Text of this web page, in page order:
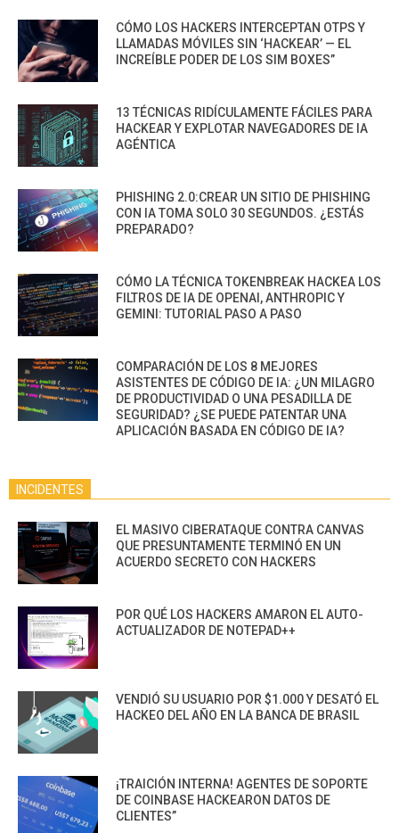
CÓMO LOS HACKERS INTERCEPTAN OTPS Y
LLAMADAS MÓVILES SIN ‘HACKEAR’ — EL
INCREÍBLE PODER DE LOS SIM BOXES”
13 TÉCNICAS RIDÍCULAMENTE FÁCILES PARA
HACKEAR Y EXPLOTAR NAVEGADORES DE IA
AGÉNTICA
PHISHING 2.0:CREAR UN SITIO DE PHISHING
CON IA TOMA SOLO 30 SEGUNDOS. ¿ESTÁS
PREPARADO?
CÓMO LA TÉCNICA TOKENBREAK HACKEA LOS
FILTROS DE IA DE OPENAI, ANTHROPIC Y
GEMINI: TUTORIAL PASO A PASO
COMPARACIÓN DE LOS 8 MEJORES
ASISTENTES DE CÓDIGO DE IA: ¿UN MILAGRO
DE PRODUCTIVIDAD O UNA PESADILLA DE
SEGURIDAD? ¿SE PUEDE PATENTAR UNA
APLICACIÓN BASADA EN CÓDIGO DE IA?
INCIDENTES
EL MASIVO CIBERATAQUE CONTRA CANVAS
QUE PRESUNTAMENTE TERMINÓ EN UN
ACUERDO SECRETO CON HACKERS
POR QUÉ LOS HACKERS AMARON EL AUTO-
ACTUALIZADOR DE NOTEPAD++
VENDIÓ SU USUARIO POR $1.000 Y DESATÓ EL
HACKEO DEL AÑO EN LA BANCA DE BRASIL
¡TRAICIÓN INTERNA! AGENTES DE SOPORTE
DE COINBASE HACKEARON DATOS DE
CLIENTES”